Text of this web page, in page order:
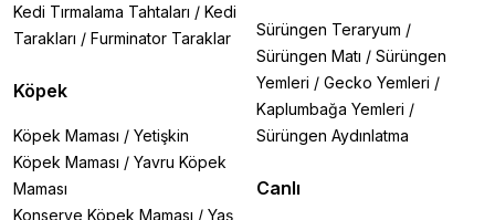
Kedi Tırmalama Tahtaları / Kedi
Tarakları / Furminator Taraklar
Köpek
Köpek Maması / Yetişkin
Köpek Maması / Yavru Köpek
Maması
Konserve Köpek Maması / Yaş
Sürüngen Teraryum /
Sürüngen Matı / Sürüngen
Yemleri / Gecko Yemleri /
Kaplumbağa Yemleri /
Sürüngen Aydınlatma
Canlı